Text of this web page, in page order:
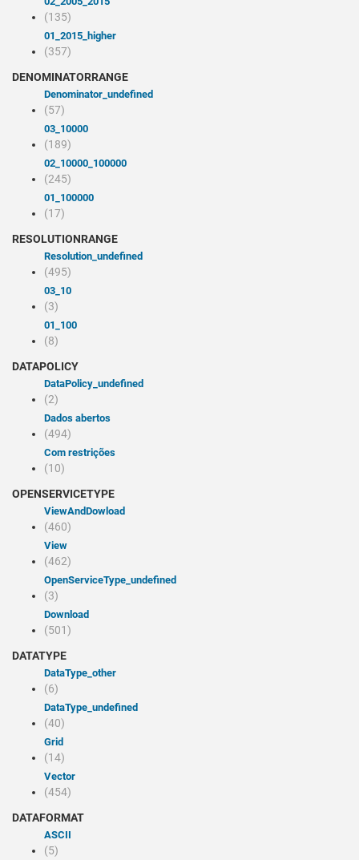
(135)
01_2015_higher
(357)
DENOMINATORRANGE
denominator_undefined
(57)
03_10000
(189)
02_10000_100000
(245)
01_100000
(17)
RESOLUTIONRANGE
resolution_undefined
(495)
03_10
(3)
01_100
(8)
DATAPOLICY
dataPolicy_undefined
(2)
Dados abertos
(494)
Com restrições
(10)
OPENSERVICETYPE
viewAndDowload
(460)
view
(462)
openServiceType_undefined
(3)
Download
(501)
DATATYPE
dataType_other
(6)
dataType_undefined
(40)
Grid
(14)
Vector
(454)
DATAFORMAT
ASCII
(5)